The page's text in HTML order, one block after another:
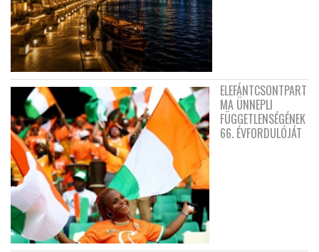
ELEFÁNTCSONTPART
MA ÜNNEPLI
FÜGGETLENSÉGÉNEK
66. ÉVFORDULÓJÁT